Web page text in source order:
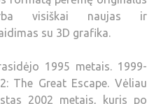
visiškai naujas ir
su 3D grafika.
1995 metais. 1999-
The Great Escape. Vėliau
2002 metais, kuris po